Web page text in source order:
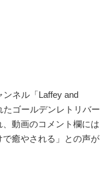
ネル「Laffey and
ゴールデンレトリバー
動画のコメント欄には
で癒やされる」との声が